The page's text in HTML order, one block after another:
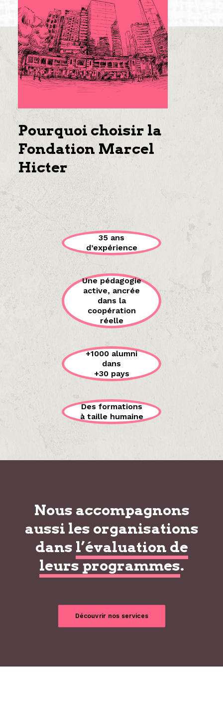
Pourquoi choisir la
Fondation Marcel
Hicter
35 ans
d’expérience
Une pédagogie
active, ancrée
dans la
coopération
réelle
+1000 alumni
dans
+30 pays
Des formations
à taille humaine
Nous accompagnons
aussi les organisations
dans l’évaluation de
leurs programmes.
Découvrir nos services